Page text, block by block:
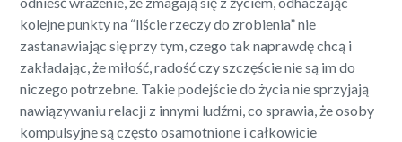
kolejne punkty na “liście rzeczy do zrobienia” nie
zastanawiając się przy tym, czego tak naprawdę chcą i
zakładając, że miłość, radość czy szczęście nie są im do
niczego potrzebne. Takie podejście do życia nie sprzyjają
nawiązywaniu relacji z innymi ludźmi, co sprawia, że osoby
kompulsyjne są często osamotnione i całkowicie